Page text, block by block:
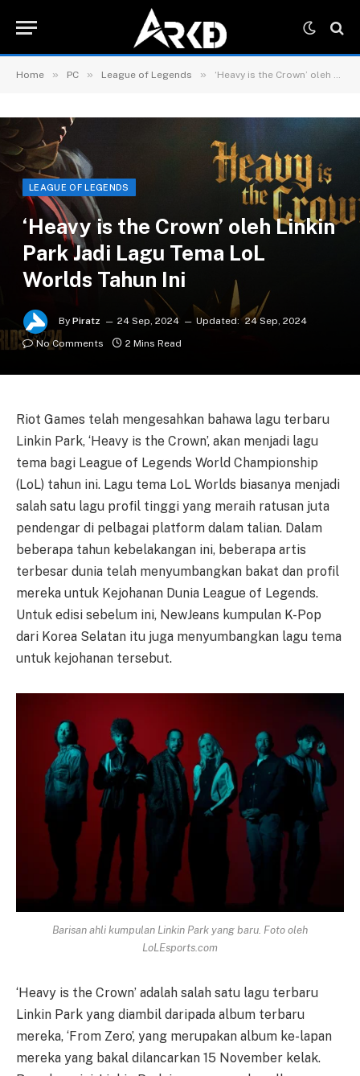
Home » PC » League of Legends » ‘Heavy is the Crown’ oleh Linkin Park Jadi Lagu Tema LoL Worlds Tahun Ini
LEAGUE OF LEGENDS
‘Heavy is the Crown’ oleh Linkin
Park Jadi Lagu Tema LoL
Worlds Tahun Ini
By Piratz 24 Sep, 2024 Updated: 24 Sep, 2024
No Comments
2 Mins Read
Riot Games telah mengesahkan bahawa lagu terbaru
Linkin Park, ‘Heavy is the Crown’, akan menjadi lagu
tema bagi League of Legends World Championship
(LoL) tahun ini. Lagu tema LoL Worlds biasanya menjadi
salah satu lagu profil tinggi yang meraih ratusan juta
pendengar di pelbagai platform dalam talian. Dalam
beberapa tahun kebelakangan ini, beberapa artis
terbesar dunia telah menyumbangkan bakat dan profil
mereka untuk Kejohanan Dunia League of Legends.
Untuk edisi sebelum ini, NewJeans kumpulan K-Pop
dari Korea Selatan itu juga menyumbangkan lagu tema
untuk kejohanan tersebut.
Barisan ahli kumpulan Linkin Park yang baru. Foto oleh
LoLEsports.com
‘Heavy is the Crown’ adalah salah satu lagu terbaru
Linkin Park yang diambil daripada album terbaru
mereka, ‘From Zero’, yang merupakan album ke-lapan
mereka yang bakal dilancarkan 15 November kelak.